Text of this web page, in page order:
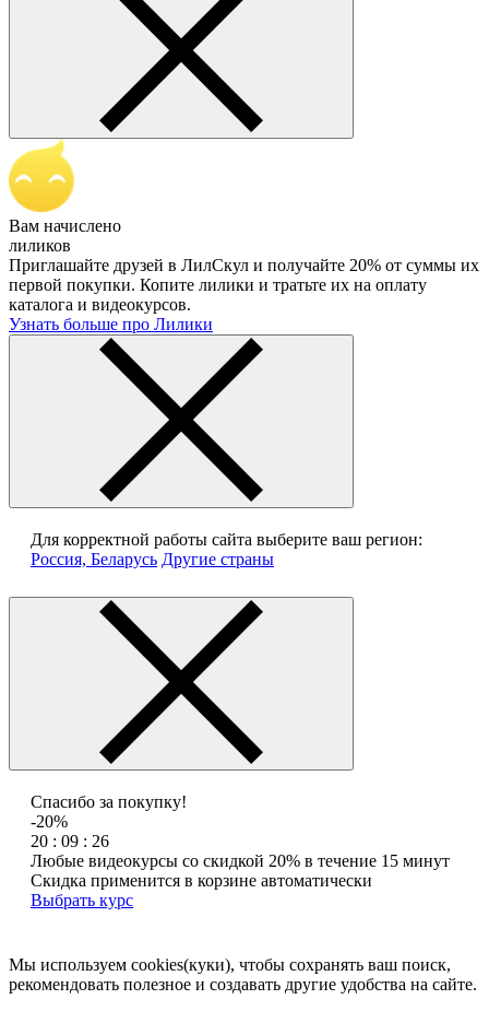
Вам начислено
лиликов
Приглашайте друзей в ЛилСкул и получайте 20% от суммы их
первой покупки. Копите лилики и тратьте их на оплату
каталога и видеокурсов.
Узнать больше про Лилики
Для корректной работы сайта выберите ваш регион:
Россия, Беларусь Другие страны
Спасибо за покупку!
-20%
20 : 09 : 26
Любые видеокурсы со скидкой 20% в течение 15 минут
Скидка применится в корзине автоматически
Выбрать курс
Мы используем cookies(куки), чтобы сохранять ваш поиск,
рекомендовать полезное и создавать другие удобства на сайте.